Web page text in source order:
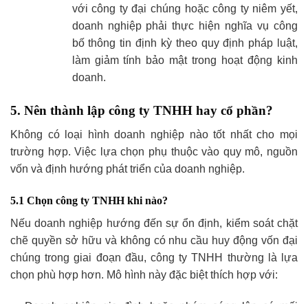
với công ty đại chúng hoặc công ty niêm yết,
doanh nghiệp phải thực hiện nghĩa vụ công
bố thông tin định kỳ theo quy định pháp luật,
làm giảm tính bảo mật trong hoạt động kinh
doanh.
5. Nên thành lập công ty TNHH hay cổ phần?
Không có loại hình doanh nghiệp nào tốt nhất cho mọi
trường hợp. Việc lựa chọn phụ thuộc vào quy mô, nguồn
vốn và định hướng phát triển của doanh nghiệp.
5.1 Chọn công ty TNHH khi nào?
Nếu doanh nghiệp hướng đến sự ổn định, kiểm soát chặt
chẽ quyền sở hữu và không có nhu cầu huy động vốn đại
chúng trong giai đoạn đầu, công ty TNHH thường là lựa
chọn phù hợp hơn. Mô hình này đặc biệt thích hợp với: